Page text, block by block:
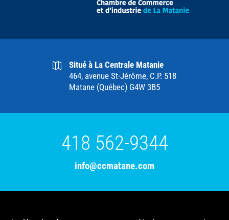
Situé à La Centrale Matanie
464, avenue St-Jérôme, C.P. 518
Matane (Québec) G4W 3B5
418 562-9344
info@ccmatane.com